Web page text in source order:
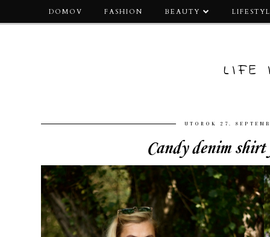
DOMOV FASHION BEAUTY
LIFE
UTOROK 27.
Candy denim